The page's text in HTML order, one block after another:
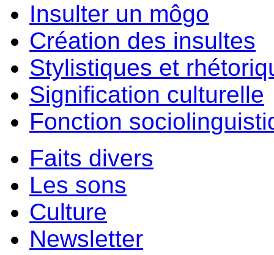
Insulter un môgo
Création des insultes
Stylistiques et
Signification culturelle
Fonction
Faits divers
Les sons
Culture
Newsletter